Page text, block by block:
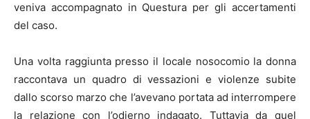
veniva accompagnato in Questura per gli accertamenti
del caso.
Una volta raggiunta presso il locale nosocomio la donna
raccontava un quadro di vessazioni e violenze subite
dallo scorso marzo che l’avevano portata ad interrompere
la relazione con l’odierno indagato. Tuttavia da quel